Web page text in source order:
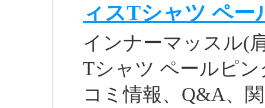
ィスTシャツ ペー
インナーマッスル(
Tシャツ ペールピン
コミ情報、Q&A、